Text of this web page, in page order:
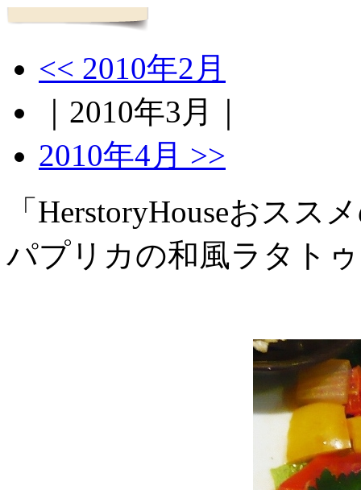
<< 2010年2月
｜2010年3月｜
2010年4月 >>
「HerstoryHouseおス
パプリカの和風ラタト